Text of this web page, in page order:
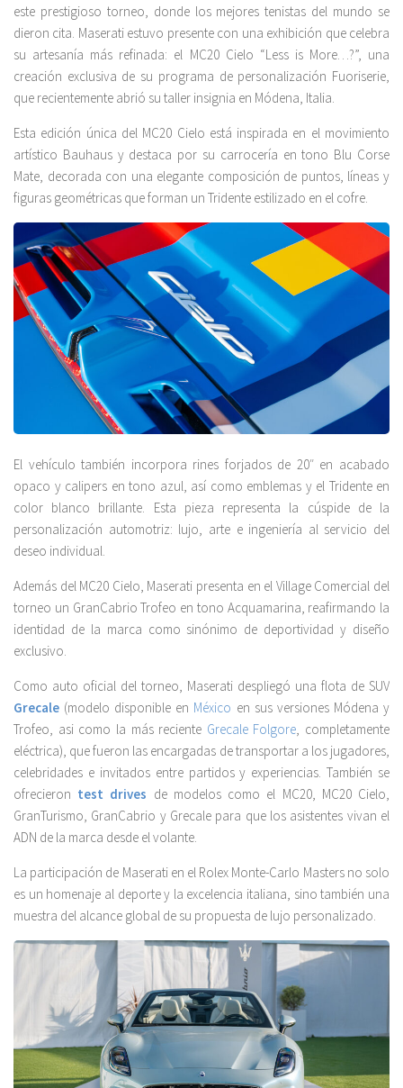
este prestigioso torneo, donde los mejores tenistas del mundo se
dieron cita. Maserati estuvo presente con una exhibición que celebra
su artesanía más refinada: el MC20 Cielo “Less is More…?”, una
creación exclusiva de su programa de personalización Fuoriserie,
que recientemente abrió su taller insignia en Módena, Italia.
Esta edición única del MC20 Cielo está inspirada en el movimiento
artístico Bauhaus y destaca por su carrocería en tono Blu Corse
Mate, decorada con una elegante composición de puntos, líneas y
figuras geométricas que forman un Tridente estilizado en el cofre.
El vehículo también incorpora rines forjados de 20″ en acabado
opaco y calipers en tono azul, así como emblemas y el Tridente en
color blanco brillante. Esta pieza representa la cúspide de la
personalización automotriz: lujo, arte e ingeniería al servicio del
deseo individual.
Además del MC20 Cielo, Maserati presenta en el Village Comercial del
torneo un GranCabrio Trofeo en tono Acquamarina, reafirmando la
identidad de la marca como sinónimo de deportividad y diseño
exclusivo.
Como auto oficial del torneo, Maserati despliegó una flota de SUV
Grecale (modelo disponible en México en sus versiones Módena y
Trofeo, asi como la más reciente Grecale Folgore, completamente
eléctrica), que fueron las encargadas de transportar a los jugadores,
celebridades e invitados entre partidos y experiencias. También se
ofrecieron test drives de modelos como el MC20, MC20 Cielo,
GranTurismo, GranCabrio y Grecale para que los asistentes vivan el
ADN de la marca desde el volante.
La participación de Maserati en el Rolex Monte-Carlo Masters no solo
es un homenaje al deporte y la excelencia italiana, sino también una
muestra del alcance global de su propuesta de lujo personalizado.